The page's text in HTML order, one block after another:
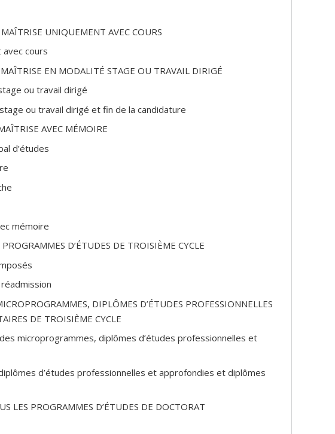
UNIQUEMENT AVEC COURS
avec cours
EN MODALITÉ STAGE OU TRAVAIL DIRIGÉ
ou travail dirigé
ou travail dirigé et fin de la candidature
AVEC MÉMOIRE
d’études
mémoire
D’ÉTUDES DE TROISIÈME CYCLE
DIPLÔMES D’ÉTUDES PROFESSIONNELLES
DE TROISIÈME CYCLE
microprogrammes, diplômes d’études professionnelles et
d’études professionnelles et approfondies et diplômes
LES PROGRAMMES D’ÉTUDES DE DOCTORAT